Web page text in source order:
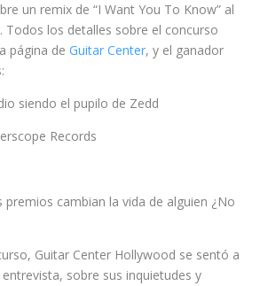
un remix de “I Want You To Know” al
Todos los detalles sobre el concurso
página de Guitar Center, y el ganador
siendo el pupilo de Zedd
Records
cambian la vida de alguien ¿No
Guitar Center Hollywood se sentó a
sobre sus inquietudes y